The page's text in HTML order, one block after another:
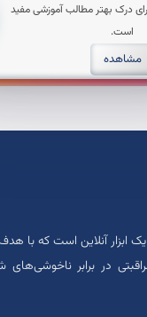
درک بهتر مطالب آموزشی مفید
است.
مشاهده
ابزار آنلاین است که با
در برابر ناخوشی‌های